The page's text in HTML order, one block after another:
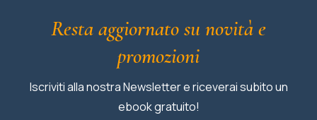
Resta aggiornato su novità e
promozioni
Iscriviti alla nostra Newsletter e riceverai subito un
ebook gratuito!